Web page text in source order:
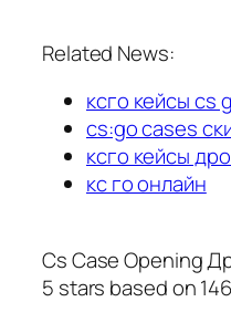
Related News:
ксго кейсы cs
cs:go cases
ксго кейсы
кс го онлайн
Cs Case Opening
5 stars based on